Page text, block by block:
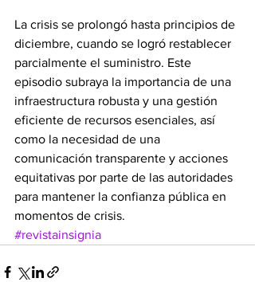
La crisis se prolongó hasta principios de
diciembre, cuando se logró restablecer
parcialmente el suministro. Este
episodio subraya la importancia de una
infraestructura robusta y una gestión
eficiente de recursos esenciales, así
como la necesidad de una
comunicación transparente y acciones
equitativas por parte de las autoridades
para mantener la confianza pública en
momentos de crisis.
#revistainsignia